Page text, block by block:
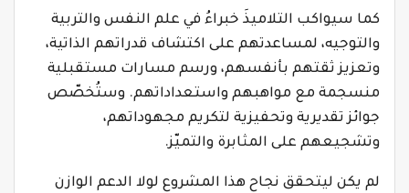
كما سيواكب التلاميذَ خبراءُ في علم النفس والتربية
والتوجيه، لمساعدتهم على اكتشاف قدراتهم الذاتية،
وتعزيز ثقتهم بأنفسهم، ورسم مسارات مستقبلية
منسجمة مع مواهبهم واستعداداتهم. وستُخصّص
جوائز تقديرية وتحفيزية لتكريم مجهوداتهم،
وتشجيعهم على المثابرة والتميّز.
لم يكن ليتحقق نجاح هذا المشروع لولا الدعم الوازن